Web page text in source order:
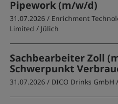
Pipework (m/w/d)
31.07.2026 / Enrichment
Limited / Jülich
Sachbearbeiter Zoll
Schwerpunkt
31.07.2026 / DICO Drinks GmbH